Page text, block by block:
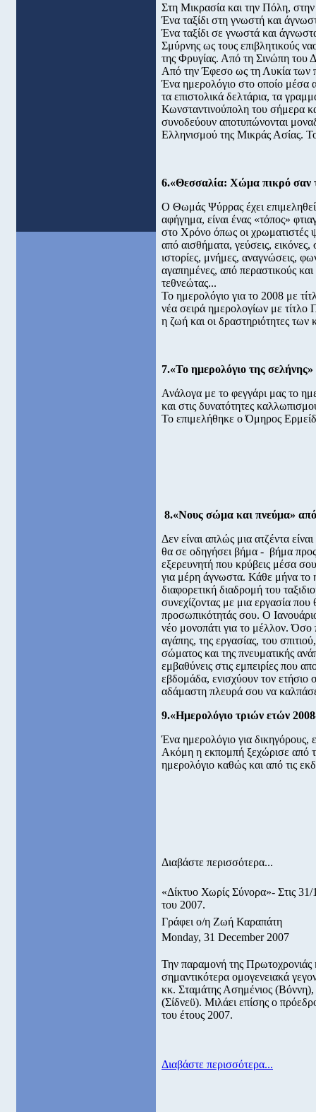
Στη Μικρασία και την Πόλη,
Ένα ταξίδι στη γνωστή και
Ένα ταξίδι σε γνωστά και
Σμύρνης ως τους επιβλητικούς
της Φρυγίας. Από τη Σινώπη του
Από την Έφεσο ως τη Λυκία των
Ένα ημερολόγιο στο οποίο μέσα
τα επιστολικά δελτάρια, τα
Κωνσταντινούπολη του σήμερα
συνοδεύουν αποτυπώνονται
Ελληνισμού της Μικράς Ασίας.
6.«Θεσσαλία: Χώμα πικρό σαν
Ο Θωμάς Ψύρρας έχει
αφήγημα, είναι ένας «τόπος»
στο Χρόνο όπως οι χρωματιστές
από αισθήματα, γεύσεις, εικόνες,
ιστορίες, μνήμες, αναγνώσεις,
αγαπημένες, από περαστικούς
τεθνεώτας...
Το ημερολόγιο για το 2008 με
νέα σειρά ημερολογίων με
η ζωή και οι δραστηριότητες των
7.«Το ημερολόγιο της
Ανάλογα με το φεγγάρι μας το
και στις δυνατότητες
Το επιμελήθηκε ο Όμηρος
8.«Νους σώμα και πνεύμα»
Δεν είναι απλώς μια ατζέντα
θα σε οδηγήσει βήμα - βήμα προς
εξερευνητή που κρύβεις μέσα
για μέρη άγνωστα. Κάθε μήνα το
διαφορετική διαδρομή του
συνεχίζοντας με μια εργασία
προσωπικότητάς σου. Ο
νέο μονοπάτι για το μέλλον. Όσο
αγάπης, της εργασίας, του
σώματος και της πνευματικής
εμβαθύνεις στις εμπειρίες που
εβδομάδα, ενισχύουν τον ετήσιο
αδάμαστη πλευρά σου να
9.«Ημερολόγιο τριών ετών
Ένα ημερολόγιο για δικηγόρους,
Ακόμη η εκπομπή ξεχώρισε από
ημερολόγιο καθώς και από τις
Διαβάστε περισσότερα...
«Δίκτυο Χωρίς Σύνορα»- Στις 31/
του 2007.
Γράφει ο/η Ζωή Καραπάτη
Monday, 31 December 2007
Την παραμονή της
σημαντικότερα ομογενειακά
κκ. Σταμάτης Ασημένιος
(Σίδνεϋ). Μιλάει επίσης ο
του έτους 2007.
Διαβάστε περισσότερα...